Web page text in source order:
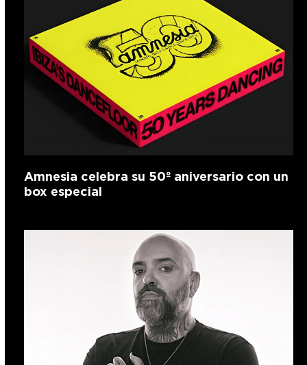
Amnesia celebra su 50º aniversario con un
box especial